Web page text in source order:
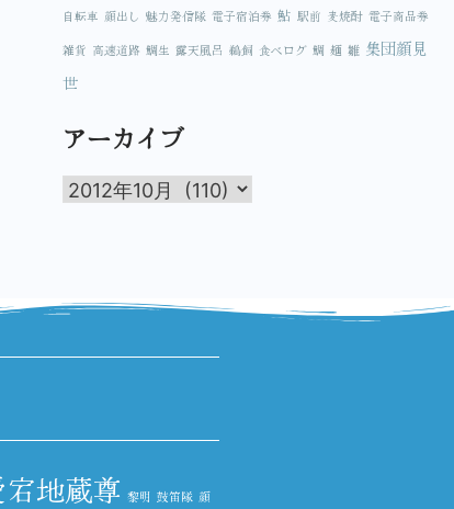
自転車 顔出し 魅力発信隊 電子宿泊券 鮎 駅前 麦焼酎 電子商品券
雑貨 高速道路 鯛生 露天風呂 鵜飼 食べログ 鯛 麺 雛 集団顔見
世
アーカイブ
地蔵尊 黎明 鼓笛隊 顔